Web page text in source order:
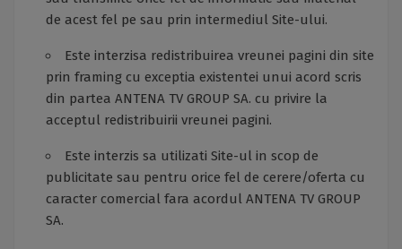
de acest fel pe sau prin intermediul Site-ului.
Este interzisa redistribuirea vreunei pagini din site
prin framing cu exceptia existentei unui acord scris
din partea ANTENA TV GROUP SA. cu privire la
acceptul redistribuirii vreunei pagini.
Este interzis sa utilizati Site-ul in scop de
publicitate sau pentru orice fel de cerere/oferta cu
caracter comercial fara acordul ANTENA TV GROUP
SA.